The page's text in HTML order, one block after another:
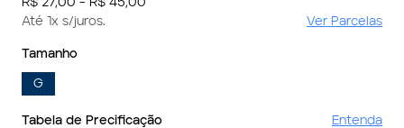
R$ 27,00 - R$ 45,00
Até 1x s/juros. Ver Parcelas
Tamanho
G
Tabela de Precificação
Entenda